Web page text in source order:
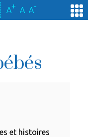
A+ A A-
et histoires